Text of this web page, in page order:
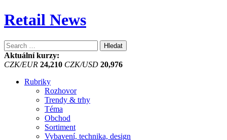
Retail News
Vyhledávání
Aktuální kurzy:
CZK/EUR 24,210 CZK/USD 20,976
Rubriky
Rozhovor
Trendy & trhy
Téma
Obchod
Sortiment
Vybavení, technika, design